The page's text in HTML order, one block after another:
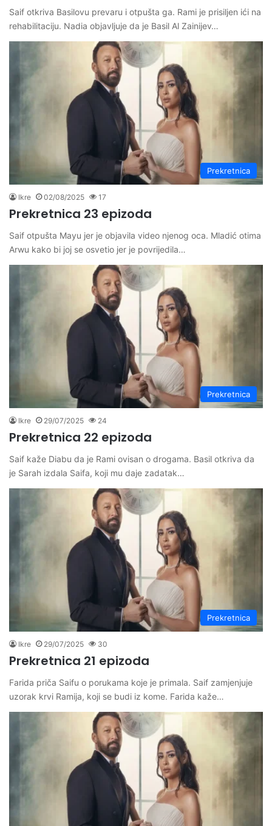
Saif otkriva Basilovu prevaru i otpušta ga. Rami je prisiljen ići na
rehabilitaciju. Nadia objavljuje da je Basil Al Zainijev…
Prekretnica
Ikre 02/08/2025 17
Prekretnica 23 epizoda
Saif otpušta Mayu jer je objavila video njenog oca. Mladić otima
Arwu kako bi joj se osvetio jer je povrijedila…
Prekretnica
Ikre 29/07/2025 24
Prekretnica 22 epizoda
Saif kaže Diabu da je Rami ovisan o drogama. Basil otkriva da
je Sarah izdala Saifa, koji mu daje zadatak…
Prekretnica
Ikre 29/07/2025 30
Prekretnica 21 epizoda
Farida priča Saifu o porukama koje je primala. Saif zamjenjuje
uzorak krvi Ramija, koji se budi iz kome. Farida kaže…